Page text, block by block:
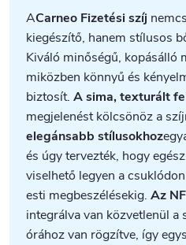
ACarneo Fizetési szíj
kiegészítő, hanem stílusos
Kiváló minőségű, kopásálló
miközben könnyű és
biztosít.A sima, texturált
megjelenést kölcsönöz a
elegánsabb stílusokhoz
és úgy tervezték, hogy
viselhető legyen a
esti megbeszélésekig.Az
integrálva van közvetlenül a
órához van rögzítve, így